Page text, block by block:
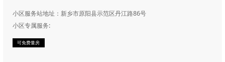
小区服务站地址： 新乡市原阳县示范区丹江路86号
小区专属服务:
可免费量房